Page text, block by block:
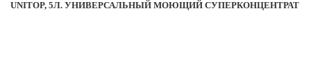
UNITOP, 5Л. УНИВЕРСАЛЬНЫЙ МОЮЩИЙ СУПЕРКОНЦЕНТРАТ